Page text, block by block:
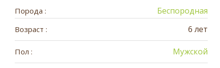
Порода : Беспородная
Возраст : 6 лет
Пол : Мужской